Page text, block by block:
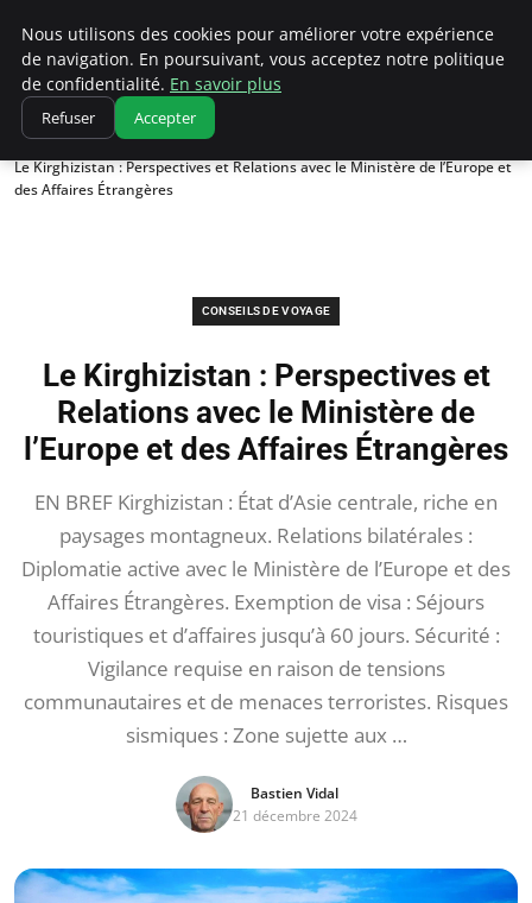
Correze Co
Accueil
Conseils de voyage
Le Kirghizistan : Perspectives et Relations avec le Ministère de l’Europe et
des Affaires Étrangères
CONSEILS DE VOYAGE
Le Kirghizistan : Perspectives et
Relations avec le Ministère de
l’Europe et des Affaires Étrangères
EN BREF Kirghizistan : État d’Asie centrale, riche en
paysages montagneux. Relations bilatérales :
Diplomatie active avec le Ministère de l’Europe et des
Affaires Étrangères. Exemption de visa : Séjours
touristiques et d’affaires jusqu’à 60 jours. Sécurité :
Vigilance requise en raison de tensions
communautaires et de menaces terroristes. Risques
sismiques : Zone sujette aux …
Bastien Vidal
21 décembre 2024
Nous utilisons des cookies pour améliorer votre expérience
de navigation. En poursuivant, vous acceptez notre politique
de confidentialité. En savoir plus
Refuser Accepter